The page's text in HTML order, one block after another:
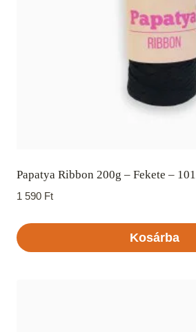
Papatya Ribbon 200g – Fekete – 101
1 590 Ft
Kosárba